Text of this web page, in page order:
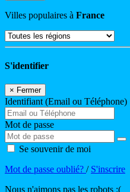
Villes populaires à France
S'identifier
× Fermer
Identifiant (Email ou Téléphone)
Mot de passe
Se souvenir de moi
Mot de passe oublié? / S'inscrire
Nous n'aimons pas les robots :(